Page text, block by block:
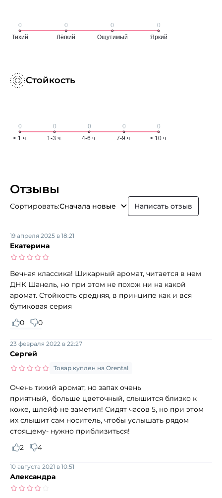
Стойкость
Отзывы
Сортировать:Сначала новые Написать отзыв
Екатерина
19 апреля 2025 в 18:21
Вечная классика! Шикарный аромат, читается в нем
ДНК Шанель, но при этом не похож ни на какой
аромат. Стойкость средняя, в принципе как и вся
бутиковая серия
0
0
Сергей
23 февраля 2022 в 22:27
Товар куплен на Orental
Очень тихий аромат, но запах очень
приятный, больше цветочный, слышится близко к
коже, шлейф не заметил! Сидят часов 5, но при этом
их слышит сам носитель, чтобы услышать рядом
стоящему- нужно приблизиться!
2
4
Александра
10 августа 2021 в 10:51